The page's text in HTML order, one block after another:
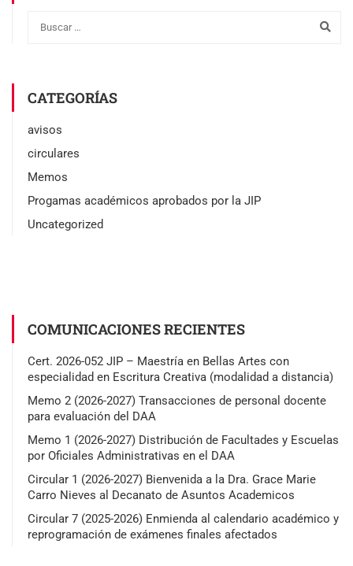
CATEGORÍAS
avisos
circulares
Memos
Progamas académicos aprobados por la JIP
Uncategorized
COMUNICACIONES RECIENTES
Cert. 2026-052 JIP – Maestría en Bellas Artes con
especialidad en Escritura Creativa (modalidad a distancia)
Memo 2 (2026-2027) Transacciones de personal docente
para evaluación del DAA
Memo 1 (2026-2027) Distribución de Facultades y Escuelas
por Oficiales Administrativas en el DAA
Circular 1 (2026-2027) Bienvenida a la Dra. Grace Marie
Carro Nieves al Decanato de Asuntos Academicos
Circular 7 (2025-2026) Enmienda al calendario académico y
reprogramación de exámenes finales afectados